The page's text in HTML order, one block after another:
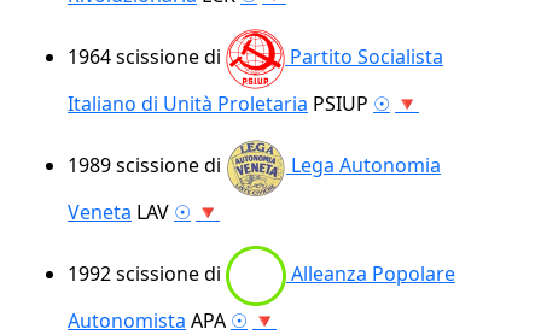
1964scissione di
Partito Socialista
Italiano di Unità Proletaria PSIUP ☉ 🔻
1989scissione di
Lega Autonomia
Veneta LAV ☉ 🔻
1992scissione di
Alleanza Popolare
Autonomista APA ☉ 🔻